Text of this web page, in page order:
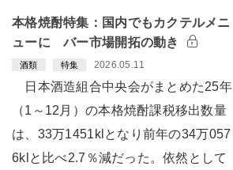
本格焼酎特集：国内でもカクテルメニ
ューに バー市場開拓の動き
酒類 特集 2026.05.11
日本酒造組合中央会がまとめた25年
（1～12月）の本格焼酎課税移出数量
は、33万1451klとなり前年の34万057
6klと比べ2.7％減だった。依然として